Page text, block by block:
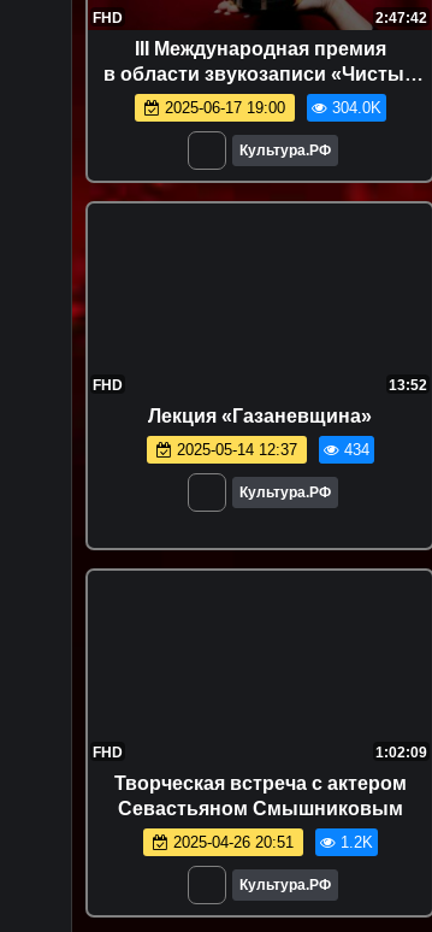
FHD 2:47:42
III Международная премия
в области звукозаписи «Чистый
звук»
2025-06-17 19:00 304.0K
Культура.РФ
FHD 13:52
Лекция «Газаневщина»
2025-05-14 12:37 434
Культура.РФ
FHD 1:02:09
Творческая встреча с актером
Севастьяном Смышниковым
2025-04-26 20:51 1.2K
Культура.РФ